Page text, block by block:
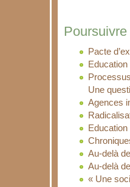
Pacte
Une
Agences
Au-delà
Au-delà
« Une